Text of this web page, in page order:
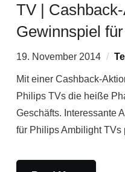
TV |
Gewinnspiel
19. November 2014
Mit einer Cashback-
Philips TVs die heiße
Geschäfts. Interessante
für Philips Ambilight TVs